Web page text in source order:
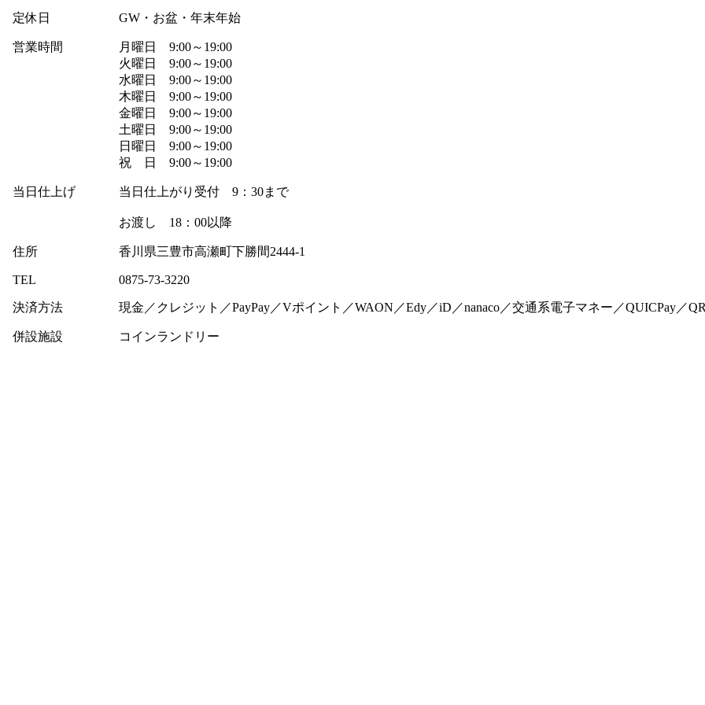
定休日 GW・お盆・年末年始
営業時間
月曜日 9:00～19:00
火曜日 9:00～19:00
水曜日 9:00～19:00
木曜日 9:00～19:00
金曜日 9:00～19:00
土曜日 9:00～19:00
日曜日 9:00～19:00
祝 日 9:00～19:00
当日仕上げ 当日仕上がり受付 9：30まで
お渡し 18：00以降
住所 香川県三豊市高瀬町下勝間2444-1
TEL 0875-73-3220
決済方法 現金／クレジット／PayPay／Vポイント／WAON／Edy／iD／nanaco／交通系電子マネー／QUICPay／
併設施設 コインランドリー